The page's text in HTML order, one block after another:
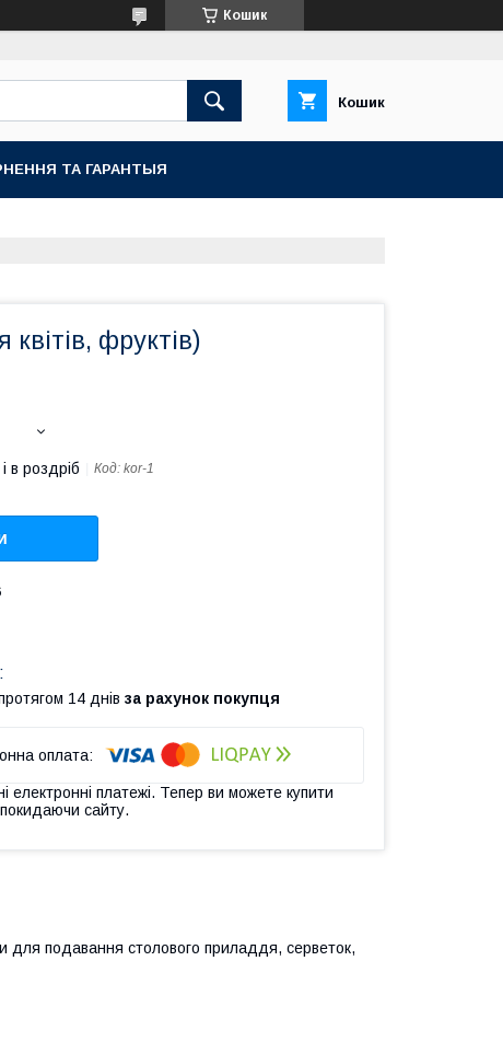
Кошик
Кошик
ТА ГАРАНТЫЯ
фруктів)
в роздріб Код: kor-1
14 днів за рахунок покупця
електронні платежі. Тепер ви можете купити
сайту.
для подавання столового приладдя, серветок,